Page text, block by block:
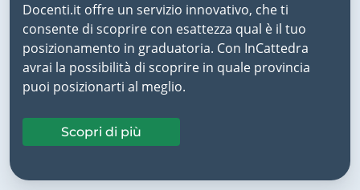
Docenti.it offre un servizio innovativo, che ti
consente di scoprire con esattezza qual è il tuo
posizionamento in graduatoria. Con InCattedra
avrai la possibilità di scoprire in quale provincia
puoi posizionarti al meglio.
Scopri di più